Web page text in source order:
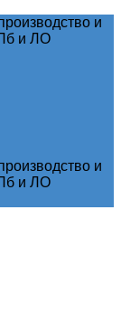
и
и ЛО
и
и ЛО